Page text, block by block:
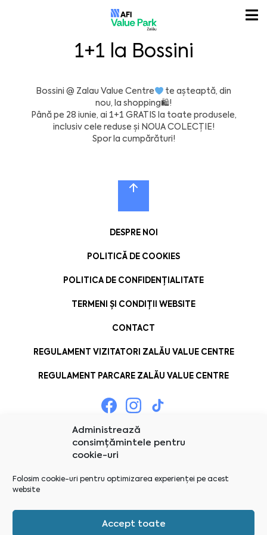
Administrează
consimțămintele pentru
cookie-uri
Folosim cookie-uri pentru optimizarea experienței pe acest
website
Accept toate
1+1 la Bossini
Bossini @ Zalau Value Centre
te așteaptă, din
nou, la shopping🛍!
Până pe 28 iunie, ai 1+1 GRATIS la toate produsele,
inclusiv cele reduse și NOUA COLECȚIE!
Spor la cumpărături!
DESPRE NOI
POLITICĂ DE COOKIES
POLITICA DE CONFIDENȚIALITATE
TERMENI ȘI CONDIȚII WEBSITE
CONTACT
REGULAMENT VIZITATORI ZALĂU VALUE CENTRE
REGULAMENT PARCARE ZALĂU VALUE CENTRE